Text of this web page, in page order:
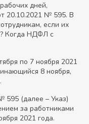
дней,
20.10.2021 № 595. В
если их
Когда НДФЛ с
по 7 ноября 2021
8 ноября,
595 (далее – Указ)
за работниками
2021 года.